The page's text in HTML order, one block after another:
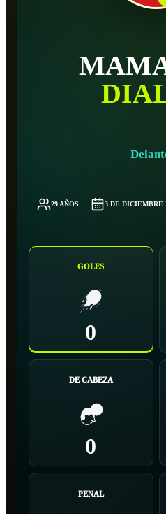
29 AÑOS 3 DE DICIEMBRE
GOLES
0
DE CABEZA
0
PENAL